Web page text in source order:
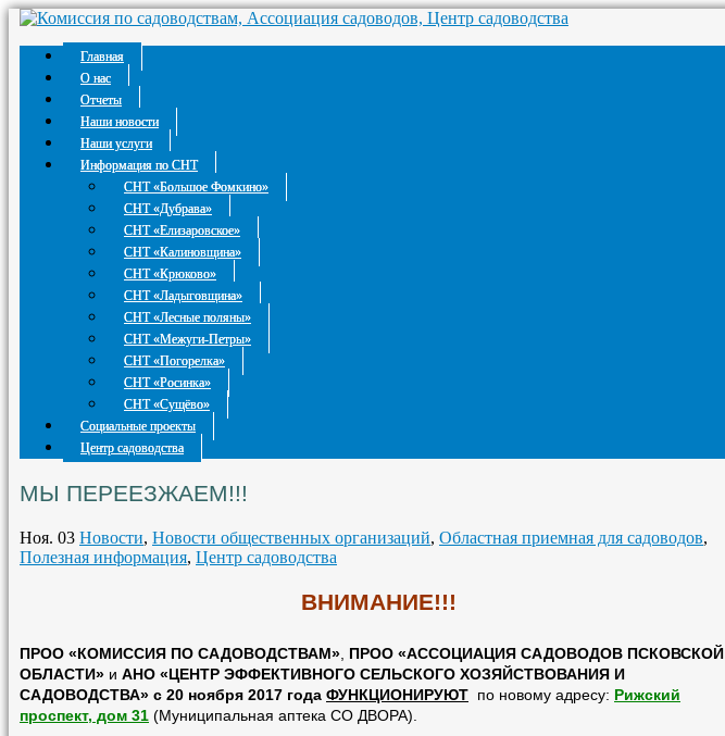
Главная
О нас
Отчеты
Наши новости
Наши услуги
Информация по СНТ
СНТ «Большое Фомкино»
СНТ «Дубрава»
СНТ «Елизаровское»
СНТ «Калиновщина»
СНТ «Крюково»
СНТ «Ладыговщина»
СНТ «Лесные поляны»
СНТ «Межуги-Петры»
СНТ «Погорелка»
СНТ «Росинка»
СНТ «Сущёво»
Социальные проекты
Центр садоводства
МЫ ПЕРЕЕЗЖАЕМ!!!
Ноя. 03 Новости, Новости общественных организаций, Областная приемная для садоводов,
Полезная информация, Центр садоводства
ВНИМАНИЕ!!!
ПРОО «КОМИССИЯ ПО САДОВОДСТВАМ» ПРОО «АССОЦИАЦИЯ САДОВОДОВ ПСКОВСКОЙ
ОБЛАСТИ» и АНО «ЦЕНТР ЭФФЕКТИВНОГО СЕЛЬСКОГО ХОЗЯЙСТВОВАНИЯ И
САДОВОДСТВА» с 20 ноября 2017 года ФУНКЦИОНИРУЮТ по новому адресу: Рижский
проспект, дом 31 (Муниципальная аптека СО ДВОРА).